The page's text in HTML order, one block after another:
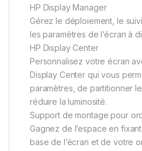
HP Display Manager
Gérez le déploiement, le
les paramètres de l’écran à
HP Display Center
Personnalisez votre écran
Display Center qui vous
paramètres, de partitionner
réduire la luminosité.
Support de montage pour
Gagnez de l’espace en
base de l’écran et de votre